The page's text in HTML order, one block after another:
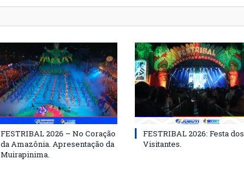
FESTRIBAL 2026 – No Coração
da Amazônia. Apresentação da
Muirapinima.
FESTRIBAL 2026: Festa dos
Visitantes.